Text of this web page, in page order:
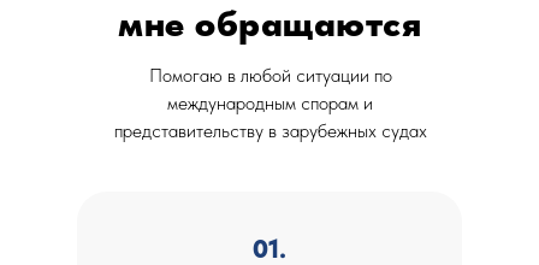
Помогаю в любой ситуации по
международным спорам и
представительству в зарубежных судах
мне обращаются
01.